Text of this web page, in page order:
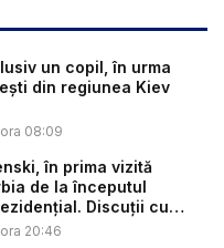
un copil, în urma
din regiunea Kiev
08:09
în prima vizită
de la începutul
Discuții cu
20:46